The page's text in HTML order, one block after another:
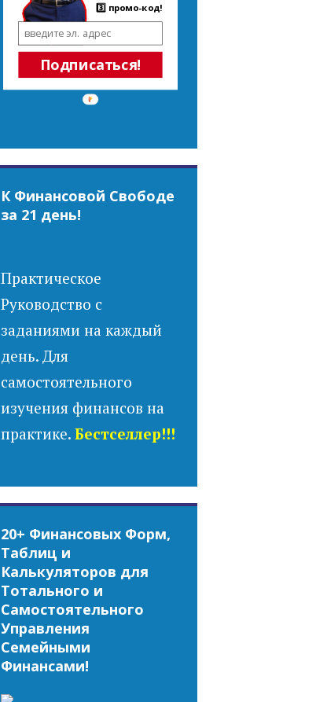
Подписаться!
3️⃣ промо-код!
К Финансовой Свободе
за 21 день!
Практическое
Руководство с
заданиями на каждый
день. Для
самостоятельного
изучения финансов на
практике.Бестселлер!!!
20+ Финансовых Форм,
Таблиц и
Калькуляторов для
Тотального и
Самостоятельного
Управления
Семейными
Финансами!